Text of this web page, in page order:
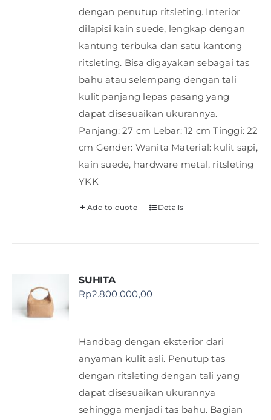
dengan penutup ritsleting. Interior
dilapisi kain suede, lengkap dengan
kantung terbuka dan satu kantong
ritsleting. Bisa digayakan sebagai tas
bahu atau selempang dengan tali
kulit panjang lepas pasang yang
dapat disesuaikan ukurannya.
Panjang: 27 cm Lebar: 12 cm Tinggi: 22
cm Gender: Wanita Material: kulit sapi,
kain suede, hardware metal, ritsleting
YKK
Add to quote Details
SUHITA
Rp2.800.000,00
Handbag dengan eksterior dari
anyaman kulit asli. Penutup tas
dengan ritsleting dengan tali yang
dapat disesuaikan ukurannya
sehingga menjadi tas bahu. Bagian